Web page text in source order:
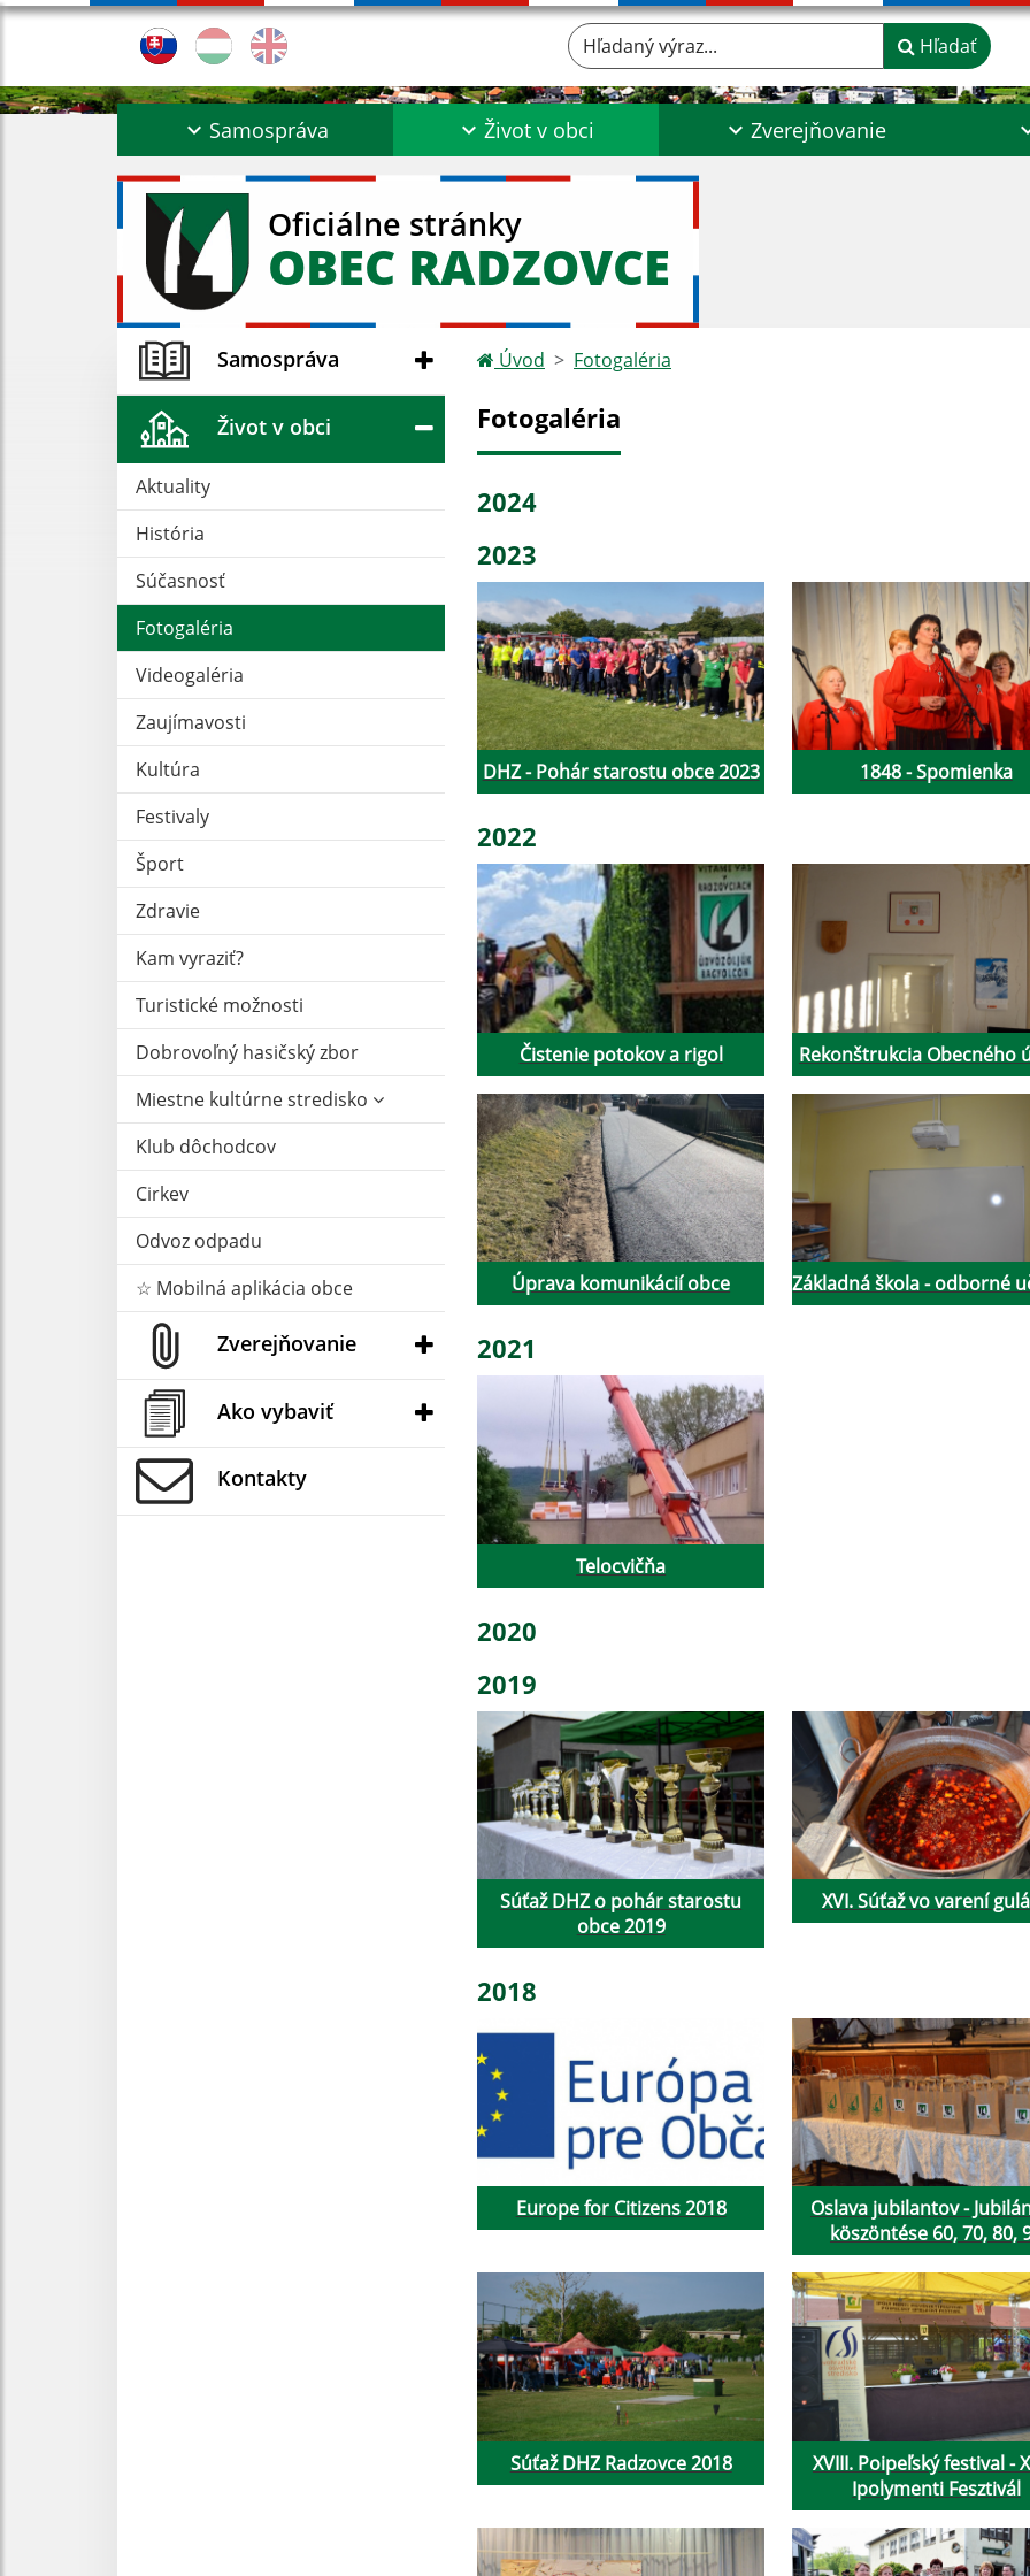
Hľadaný výraz... Hľadať
Samospráva Život v obci Zverejňovanie
Oficiálne stránky
OBEC RADZOVCE
Samospráva
Život v obci
Aktuality
História
Súčasnosť
Fotogaléria
Videogaléria
Zaujímavosti
Kultúra
Festivaly
Šport
Zdravie
Kam vyraziť?
Turistické možnosti
Dobrovoľný hasičský zbor
Miestne kultúrne stredisko
Klub dôchodcov
Cirkev
Odvoz odpadu
☆ Mobilná aplikácia obce
Zverejňovanie
Ako vybaviť
Kontakty
Úvod Fotogaléria
Fotogaléria
2024
2023
DHZ - Pohár starostu obce 2023 1848 - Spomienka
2022
Čistenie potokov a rigol Rekonštrukcia Obecného
Úprava komunikácií obce Základná škola - odborné
2021
Telocvičňa
2020
2019
Súťaž DHZ o pohár starostu
obce 2019
XVI. Súťaž vo varení
2018
Europe for Citizens 2018
Oslava jubilantov -
köszöntése 60, 70, 80,
Súťaž DHZ Radzovce 2018
XVIII. Poipeľský festival -
Ipolymenti Fesztivál